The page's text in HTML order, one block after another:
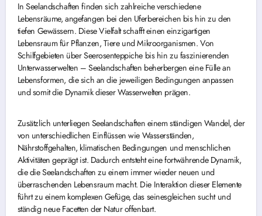
In Seelandschaften finden sich zahlreiche verschiedene
Lebensräume, angefangen bei den Uferbereichen bis hin zu den
tiefen Gewässern. Diese Vielfalt schafft einen einzigartigen
Lebensraum für Pflanzen, Tiere und Mikroorganismen. Von
Schilfgebieten über Seerosenteppiche bis hin zu faszinierenden
Unterwasserwelten – Seelandschaften beherbergen eine Fülle an
Lebensformen, die sich an die jeweiligen Bedingungen anpassen
und somit die Dynamik dieser Wasserwelten prägen.
Zusätzlich unterliegen Seelandschaften einem ständigen Wandel, der
von unterschiedlichen Einflüssen wie Wasserständen,
Nährstoffgehalten, klimatischen Bedingungen und menschlichen
Aktivitäten geprägt ist. Dadurch entsteht eine fortwährende Dynamik,
die die Seelandschaften zu einem immer wieder neuen und
überraschenden Lebensraum macht. Die Interaktion dieser Elemente
führt zu einem komplexen Gefüge, das seinesgleichen sucht und
ständig neue Facetten der Natur offenbart.